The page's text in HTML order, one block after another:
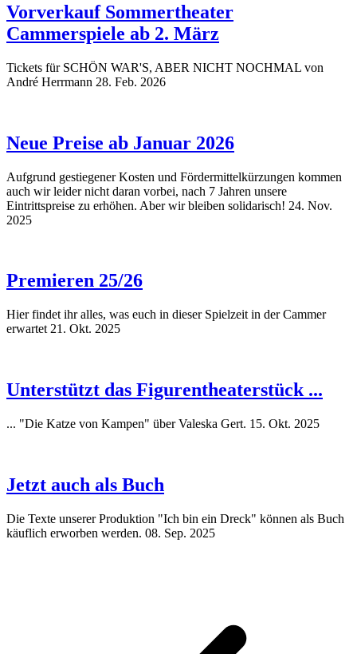
Vorverkauf Sommertheater
Cammerspiele ab 2. März
Tickets für SCHÖN WAR'S, ABER NICHT NOCHMAL von
André Herrmann 28. Feb. 2026
Neue Preise ab Januar 2026
Aufgrund gestiegener Kosten und Fördermittelkürzungen kommen
auch wir leider nicht daran vorbei, nach 7 Jahren unsere
Eintrittspreise zu erhöhen. Aber wir bleiben solidarisch! 24. Nov.
2025
Premieren 25/26
Hier findet ihr alles, was euch in dieser Spielzeit in der Cammer
erwartet 21. Okt. 2025
Unterstützt das Figurentheaterstück ...
... "Die Katze von Kampen" über Valeska Gert. 15. Okt. 2025
Jetzt auch als Buch
Die Texte unserer Produktion "Ich bin ein Dreck" können als Buch
käuflich erworben werden. 08. Sep. 2025